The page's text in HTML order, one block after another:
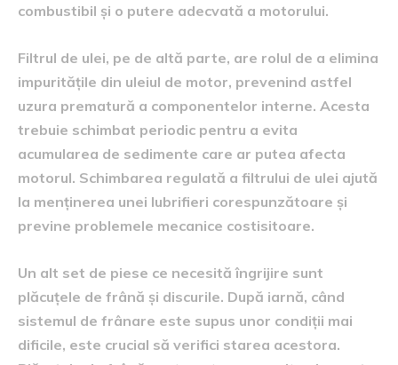
combustibil și o putere adecvată a motorului.
Filtrul de ulei, pe de altă parte, are rolul de a elimina
impuritățile din uleiul de motor, prevenind astfel
uzura prematură a componentelor interne. Acesta
trebuie schimbat periodic pentru a evita
acumularea de sedimente care ar putea afecta
motorul. Schimbarea regulată a filtrului de ulei ajută
la menținerea unei lubrifieri corespunzătoare și
previne problemele mecanice costisitoare.
Un alt set de piese ce necesită îngrijire sunt
plăcuțele de frână și discurile. După iarnă, când
sistemul de frânare este supus unor condiții mai
dificile, este crucial să verifici starea acestora.